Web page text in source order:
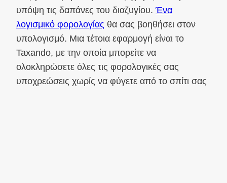
υπόψη τις δαπάνες του διαζυγίου. Ένα
λογισμικό φορολογίας θα σας βοηθήσει στον
υπολογισμό. Μια τέτοια εφαρμογή είναι το
Taxando, με την οποία μπορείτε να
ολοκληρώσετε όλες τις φορολογικές σας
υποχρεώσεις χωρίς να φύγετε από το σπίτι σας